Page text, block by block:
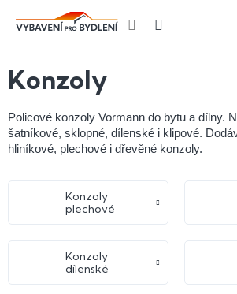
Konzoly
Policové konzoly Vormann do bytu a dílny.
šatníkové, sklopné, dílenské i klipové.
hliníkové, plechové i dřevěné konzoly.
Konzoly
plechové
Konzoly
dílenské